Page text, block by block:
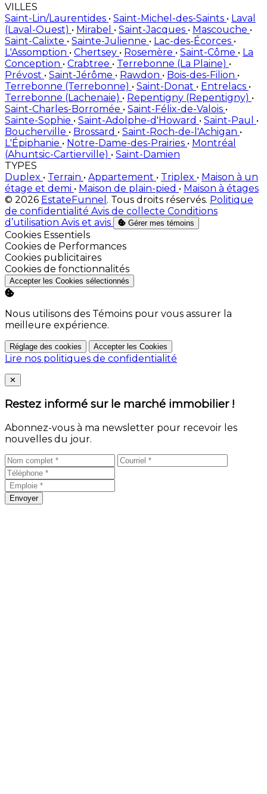
VILLES
Saint-Lin/Laurentides • Saint-Michel-des-Saints • Laval
(Laval-Ouest) • Mirabel • Saint-Jacques • Mascouche •
Saint-Calixte • Sainte-Julienne • Lac-des-Écorces •
L'Assomption • Chertsey • Rosemère • Saint-Côme • La
Conception • Crabtree • Terrebonne (La Plaine) •
Prévost • Saint-Jérôme • Rawdon • Bois-des-Filion •
Terrebonne (Terrebonne) • Saint-Donat • Entrelacs •
Terrebonne (Lachenaie) • Repentigny (Repentigny) •
Saint-Charles-Borromée • Saint-Félix-de-Valois •
Sainte-Sophie • Saint-Adolphe-d'Howard • Saint-Paul •
Boucherville • Brossard • Saint-Roch-de-l'Achigan •
L'Épiphanie • Notre-Dame-des-Prairies • Montréal
(Ahuntsic-Cartierville) • Saint-Damien
TYPES
Duplex • Terrain • Appartement • Triplex • Maison à un
étage et demi • Maison de plain-pied • Maison à étages
© 2026 EstateFunnel . Tous droits réservés. Politique
de confidentialité Avis de collecte Conditions
d’utilisation Avis et avis Gérer mes témoins
Activer
Cookies Essentiels
Activer
Cookies de Performances
Activer
Cookies publicitaires
Activer
Cookies de fonctionnalités
Accepter les Cookies sélectionnés
Nous utilisons des Témoins pour vous assurer la
meilleure expérience.
Réglage des cookies Accepter les Cookies
Lire nos politiques de confidentialité
Close
✕
Restez informé sur le marché immobilier !
Abonnez-vous à ma newsletter pour recevoir les
nouvelles du jour.
Envoyer